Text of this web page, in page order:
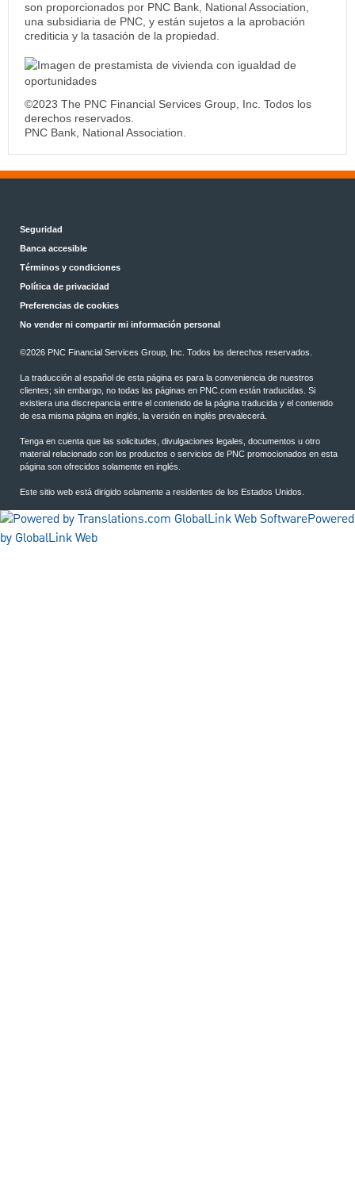
son proporcionados por PNC Bank, National Association,
una subsidiaria de PNC, y están sujetos a la aprobación
crediticia y la tasación de la propiedad.
©2023 The PNC Financial Services Group, Inc. Todos los
derechos reservados.
PNC Bank, National Association.
Seguridad
Banca accesible
Términos y condiciones
Política de privacidad
Preferencias de cookies
No vender ni compartir mi información personal
©2026 PNC Financial Services Group, Inc. Todos los derechos reservados.
La traducción al español de esta página es para la conveniencia de nuestros
clientes; sin embargo, no todas las páginas en PNC.com están traducidas. Si
existiera una discrepancia entre el contenido de la página traducida y el contenido
de esa misma página en inglés, la versión en inglés prevalecerá.
Tenga en cuenta que las solicitudes, divulgaciones legales, documentos u otro
material relacionado con los productos o servicios de PNC promocionados en esta
página son ofrecidos solamente en inglés.
Este sitio web está dirigido solamente a residentes de los Estados Unidos.
Powered
by GlobalLink Web